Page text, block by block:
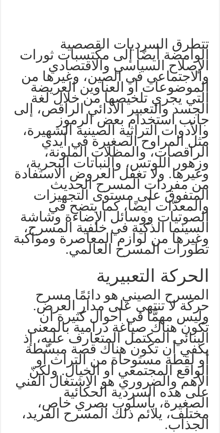
تتطرق السرديات القصصية
الوامضة أيضًا إلى مكتسبات ثورات
الإصلاح السياسي والاقتصادي
والاجتماعي في الصين، وغيرها من
الموضوعات أو العناوين العريضة
التي يجري تلخيصها من خلال لغة
الجسد والتعبير الأدائي الراقص، إلى
جانب استخدام بعض الرموز
والأدوات التراثية الصينية الشهيرة،
مثل المراوح الصغيرة في أيدي
الراقصات، والمظلات الملونة،
وزهور اللوتس، والنباتات البحرية،
وغيرها. ولا تغفل العروض الاستفادة
من مفردات المسرح الحديث
المتفوق على مستوى التجهيزات
والمعدّات أيضًا، كما يتضح في
الصوتيات ووسائل الإضاءة وشاشة
السينما الذكية في خلفية المسرح،
وغيرها من لوازم المعاصرة ومواكبة
تطورات المسرح العالمي.
الحركة التعبيرية
المسرح الصيني هو دائمًا مسرح
حركة لا تنتهي على مدار العرض.
وليس مهمًّا في أحوال كثيرة أن
تكون هناك صياغة درامية بالمعنى
البنائي المكتمل المتعارف عليه، إذ
يكفي أن تكون هناك قصة مبسّطة
أو لقطة مستوحاة من التراث أو
الواقع المجتمعي أو الخيال. ولكنّ
الأهم والضروري هو الاشتغال الفني
على هذه السردية الحكائية
الصغيرة، بأسلوب بصري خاص،
مختلف، يلائم ذلك المسرح الفريد،
الجذاب.